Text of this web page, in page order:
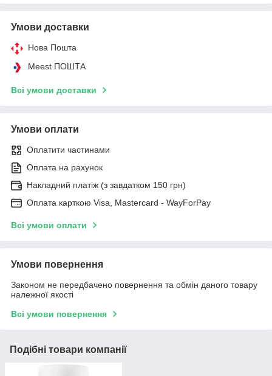
Умови доставки
Нова Пошта
Meest ПОШТА
Всі умови доставки
Умови оплати
Оплатити частинами
Оплата на рахунок
Накладний платіж (з завдатком 150 грн)
Оплата карткою Visa, Mastercard - WayForPay
Всі умови оплати
Умови повернення
Законом не передбачено повернення та обмін даного товару
належної якості
Всі умови повернення
Подібні товари компанії